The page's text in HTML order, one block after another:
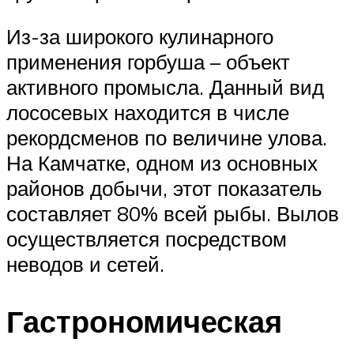
Из-за широкого кулинарного
применения горбуша – объект
активного промысла. Данный вид
лососевых находится в числе
рекордсменов по величине улова.
На Камчатке, одном из основных
районов добычи, этот показатель
составляет 80% всей рыбы. Вылов
осуществляется посредством
неводов и сетей.
Гастрономическая